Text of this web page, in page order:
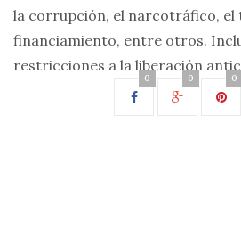
la corrupción, el narcotráfico, el
financiamiento, entre otros.
restricciones a la liberación
0 0 0